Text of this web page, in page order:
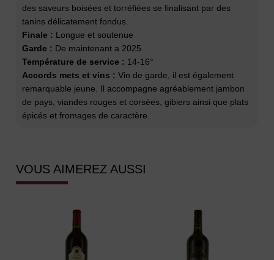
des saveurs boisées et torréfiées se finalisant par des
tanins délicatement fondus.
Finale : Longue et soutenue
Garde : De maintenant a 2025
Température de service : 14-16°
Accords mets et vins : Vin de garde, il est également
remarquable jeune. Il accompagne agréablement jambon
de pays, viandes rouges et corsées, gibiers ainsi que plats
épicés et fromages de caractère.
VOUS AIMEREZ AUSSI